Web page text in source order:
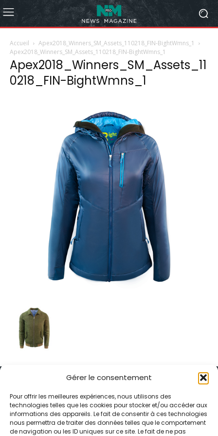
Gérer le consentement
Pour offrir les meilleures expériences, nous utilisons des
technologies telles que les cookies pour stocker et/ou accéder aux
informations des appareils. Le fait de consentir à ces technologies
nous permettra de traiter des données telles que le comportement
de navigation ou les ID uniques sur ce site. Le fait de ne pas
Accueil
Apex2018_Winners_SM_Assets_110218_FIN-BightWmns_1
Apex2018_Winners_SM_Assets_110218_FIN-BightWmns_1
Apex2018_Winners_SM_Assets_11
0218_FIN-BightWmns_1
Alternative Média est une agence de relations presse et de
relations publiques basée à Grenoble. Depuis 1995, elle conçoit et